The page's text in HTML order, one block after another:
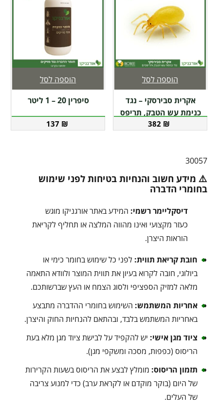
אקרית סבירסקי – נגד
כנימת עש הטבק, תריפס
382 ₪
הוספה לסל
סיפרין 20 – 1 ליטר
137 ₪
הוספה לסל
30057
⚠️ מידע חשוב והנחיות בטיחות לפני שימוש
בחומרי הדברה
דיסקליימר רשמי: המידע באתר אורגניקו מוגש
כעזר מקצועי ואינו מהווה המלצה או תחליף לקריאת
הוראות היצרן.
חובת קריאת תווית: לפני כל שימוש בחומר כימי או
ביולוגי, חובה לקרוא בעיון את תווית המוצר ולוודא התאמה
מלאה למזיק הספציפי ולסוג הצמח או העץ שברשותכם.
אחריות המשתמש: השימוש בחומרי ההדברה מתבצע
באחריות המשתמש בלבד, ובהתאם להנחיות החוק והיצרן.
ציוד מגן אישי: יש להקפיד על לבישת ציוד מגן מלא בעת
הריסוס (כפפות, מסכה ומשקפי מגן).
תזמון הריסוס: מומלץ לבצע את הריסוס בשעות הקרירות
של היום (בוקר מוקדם או לקראת ערב) כדי למנוע צריבה
של העלים.